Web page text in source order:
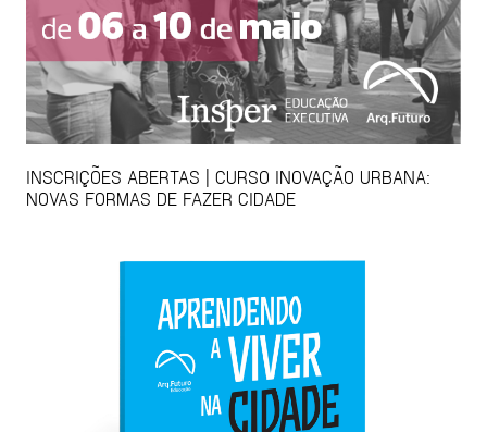
INSCRIÇÕES ABERTAS | CURSO INOVAÇÃO URBANA:
NOVAS FORMAS DE FAZER CIDADE